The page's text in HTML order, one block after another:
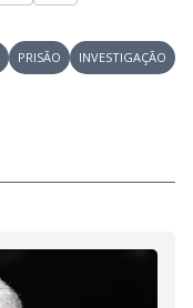
PRISÃO
INVESTIGAÇÃO